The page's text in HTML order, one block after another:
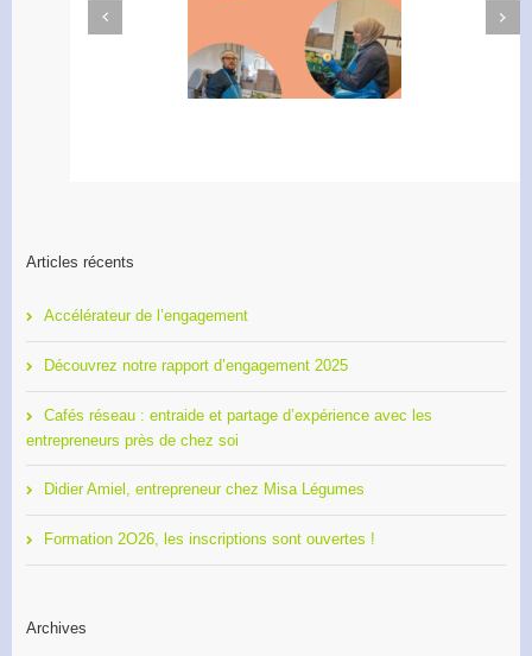
Amiel, entrepreneur
Formation 2O26, les
inscriptions sont ouvertes !
Previous
Next
Articles récents
Accélérateur de l’engagement
Découvrez notre rapport d’engagement 2025
Cafés réseau : entraide et partage d’expérience avec les
entrepreneurs près de chez soi
Didier Amiel, entrepreneur chez Misa Légumes
Formation 2O26, les inscriptions sont ouvertes !
Archives